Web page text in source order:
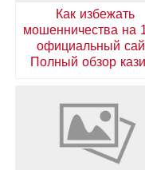
Как избежать
мошенничества на
официальный
Полный обзор